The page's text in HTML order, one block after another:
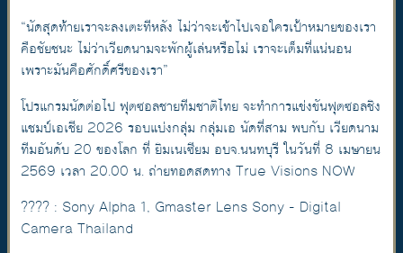
“นัดสุดท้ายเราจะลงเตะทีหลัง ไม่ว่าจะเข้าไปเจอใครเป้าหมายของเรา
คือชัยชนะ ไม่ว่าเวียดนามจะพักผู้เล่นหรือไม่ เราจะเต็มที่แน่นอน
เพราะมันคือศักดิ์ศรีของเรา”
โปรแกรมนัดต่อไป ฟุตซอลชายทีมชาติไทย จะทำการแข่งขันฟุตซอลชิง
แชมป์เอเชีย 2026 รอบแบ่งกลุ่ม กลุ่มเอ นัดที่สาม พบกับ เวียดนาม
ทีมอันดับ 20 ของโลก ที่ ยิมเนเซียม อบจ.นนทบุรี ในวันที่ 8 เมษายน
2569 เวลา 20.00 น. ถ่ายทอดสดทาง True Visions NOW
???? : Sony Alpha 1, Gmaster Lens Sony - Digital
Camera Thailand